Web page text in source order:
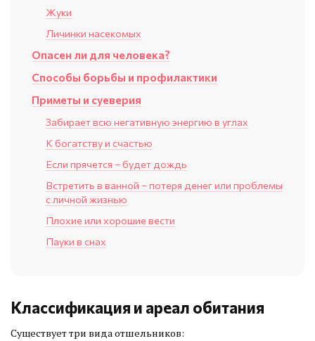
Жуки
Личинки насекомых
Опасен ли для человека?
Способы борьбы и профилактики
Приметы и суеверия
Забирает всю негативную энергию в углах
К богатству и счастью
Если прячется – будет дождь
Встретить в ванной – потеря денег или проблемы
с личной жизнью
Плохие или хорошие вести
Пауки в снах
Классификация и ареал обитания
Существует три вида отшельников: